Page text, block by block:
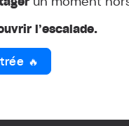
l’escalade.
🔥